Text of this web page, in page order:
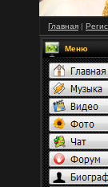
Главная |
Меню